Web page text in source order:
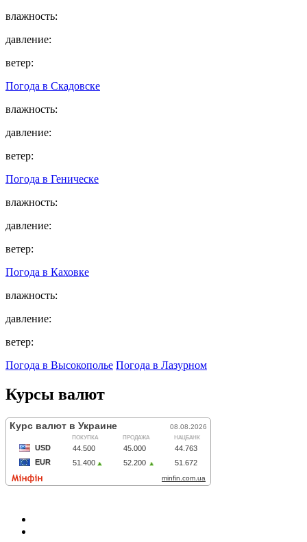
влажность:
давление:
ветер:
Погода в Скадовске
влажность:
давление:
ветер:
Погода в Геническе
влажность:
давление:
ветер:
Погода в Каховке
влажность:
давление:
ветер:
Погода в Высокополье Погода в Лазурном
Курсы валют